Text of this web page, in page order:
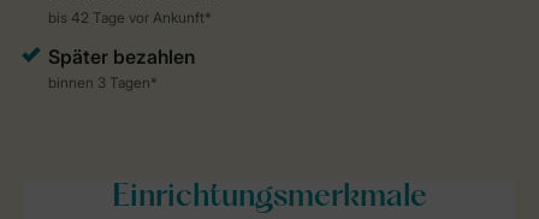
Einrichtungsmerkmale